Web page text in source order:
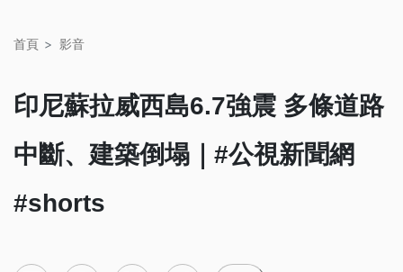
首頁 影音
印尼蘇拉威西島6.7強震 多條道路
中斷、建築倒塌｜#公視新聞網
#shorts